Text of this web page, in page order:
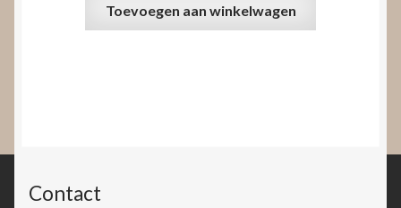
Toevoegen aan winkelwagen
Contact